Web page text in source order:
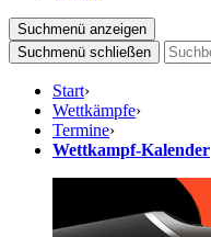
Suchmenü anzeigen
Suchmenü schließen
Start›
Wettkämpfe›
Termine›
Wettkampf-Kalender